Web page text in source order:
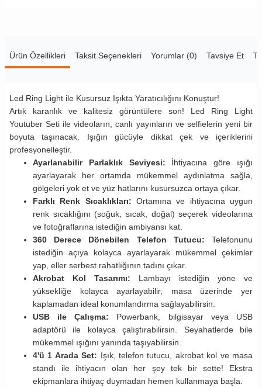
Ürün Özellikleri Taksit Seçenekleri Yorumlar (0) Tavsiye Et
Led Ring Light ile Kusursuz Işıkta Yaratıcılığını Konuştur!
Artık karanlık ve kalitesiz görüntülere son! Led Ring Light
Youtuber Seti ile videoların, canlı yayınların ve selfielerin yeni bir
boyuta taşınacak. Işığın gücüyle dikkat çek ve içeriklerini
profesyonelleştir.
Ayarlanabilir Parlaklık Seviyesi: İhtiyacına göre ışığı
ayarlayarak her ortamda mükemmel aydınlatma sağla,
gölgeleri yok et ve yüz hatlarını kusursuzca ortaya çıkar.
Farklı Renk Sıcaklıkları: Ortamına ve ihtiyacına uygun
renk sıcaklığını (soğuk, sıcak, doğal) seçerek videolarına
ve fotoğraflarına istediğin ambiyansı kat.
360 Derece Dönebilen Telefon Tutucu: Telefonunu
istediğin açıya kolayca ayarlayarak mükemmel çekimler
yap, eller serbest rahatlığının tadını çıkar.
Akrobat Kol Tasarımı: Lambayı istediğin yöne ve
yüksekliğe kolayca ayarlayabilir, masa üzerinde yer
kaplamadan ideal konumlandırma sağlayabilirsin.
USB ile Çalışma: Powerbank, bilgisayar veya USB
adaptörü ile kolayca çalıştırabilirsin. Seyahatlerde bile
mükemmel ışığını yanında taşıyabilirsin.
4'ü 1 Arada Set: Işık, telefon tutucu, akrobat kol ve masa
standı ile ihtiyacın olan her şey tek bir sette! Ekstra
ekipmanlara ihtiyaç duymadan hemen kullanmaya başla.